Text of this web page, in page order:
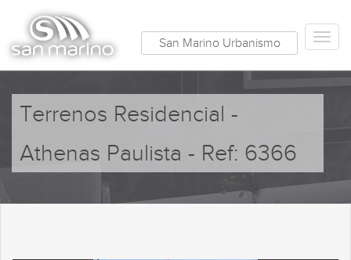
San Marino Urbanismo
Terrenos Residencial -
Athenas Paulista - Ref: 6366